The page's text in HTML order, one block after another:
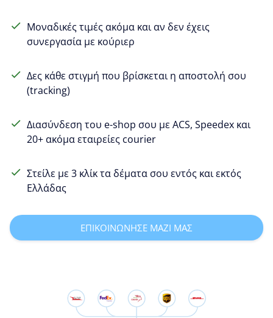
Μοναδικές τιμές ακόμα και αν δεν έχεις
συνεργασία με κούριερ
Δες κάθε στιγμή που βρίσκεται η αποστολή σου
(tracking)
Διασύνδεση του e-shop σου με ACS, Speedex και
20+ ακόμα εταιρείες courier
Στείλε με 3 κλίκ τα δέματα σου εντός και εκτός
Ελλάδας
ΕΠΙΚΟΙΝΩΝΗΣΕ ΜΑΖΙ ΜΑΣ